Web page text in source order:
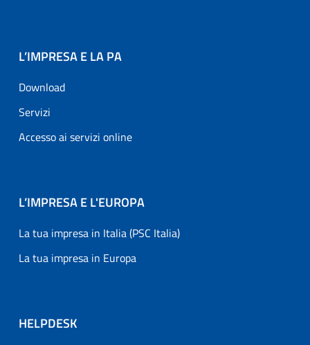
L’IMPRESA E LA PA
Download
Servizi
Accesso ai servizi online
L’IMPRESA E L'EUROPA
La tua impresa in Italia (PSC Italia)
La tua impresa in Europa
HELPDESK